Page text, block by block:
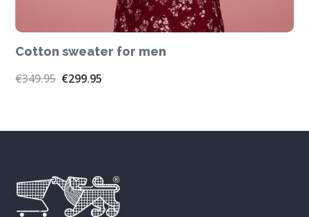
Cotton sweater for men
€349.95 €299.95